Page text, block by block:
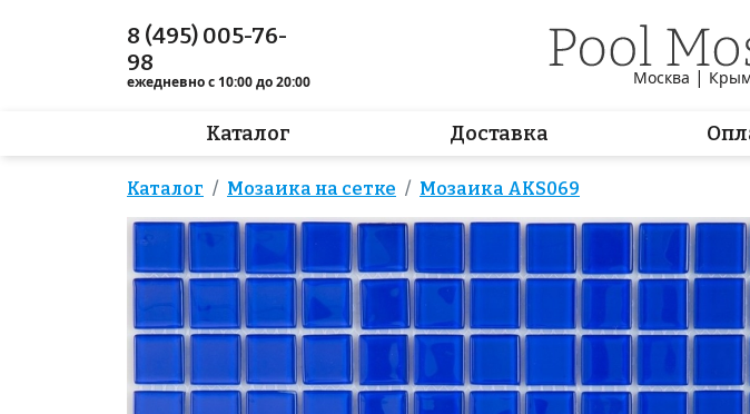
8 (495) 005-76-
98
ежедневно с 10:00 до 20:00 Москва |
Каталог Доставка
Каталог Мозаика на сетке Мозаика AKS069